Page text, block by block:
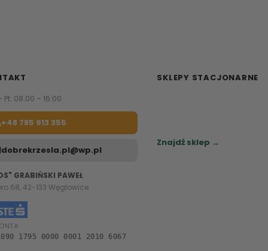
Pt: 08:00 – 16:00
+48 785 913 355
dobrekrzesla.pl@wp.pl
GRABIŃSKI PAWEŁ
68, 42-133 Węglowice
1795 0000 0001 2010 6067
SKLEPY STACJONARNE
Znajdź sklep →